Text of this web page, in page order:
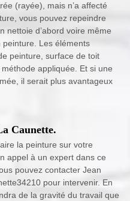
(rayée), mais n’a affecté
vous pouvez repeindre
nettoie d’abord voire même
Les éléments
peinture, surface de toit
appliquée. Et si une
il serait plus avantageux
Caunette.
la peinture sur votre
appel à un expert dans ce
pouvez contacter Jean
pour intervenir. En
de la gravité du travail que